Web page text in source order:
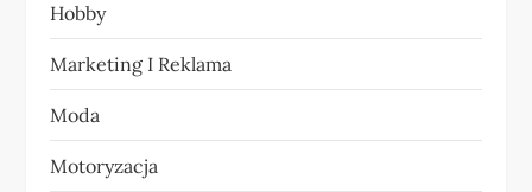
i
s
u
Hobby
Marketing I Reklama
Moda
Motoryzacja